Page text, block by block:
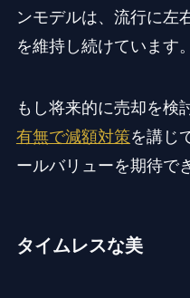
ンモデルは、流行に左
を維持し続けています。
もし将来的に売却を検
有無で減額対策を講じ
ールバリューを期待で
タイムレスな美